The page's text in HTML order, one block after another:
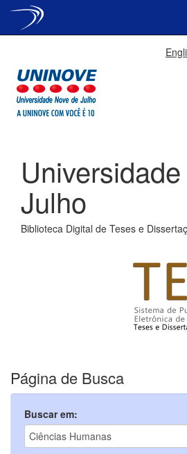
Julho
Biblioteca Digital de Teses e
Página de Busca
Buscar em: